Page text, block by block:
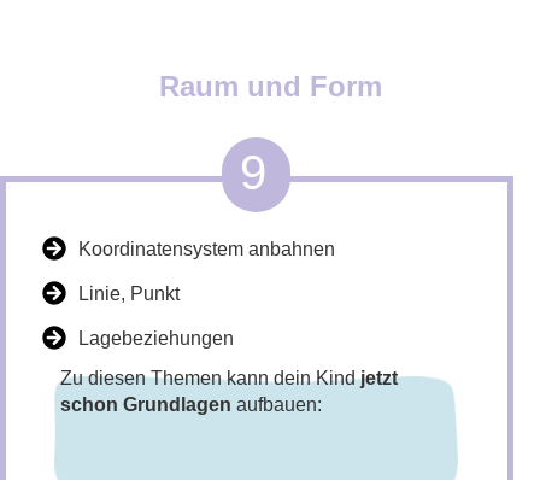
Raum und Form
9
Koordinatensystem anbahnen
Linie, Punkt
Lagebeziehungen
Zu diesen Themen kann dein Kindjetzt
schon Grundlagen aufbauen: